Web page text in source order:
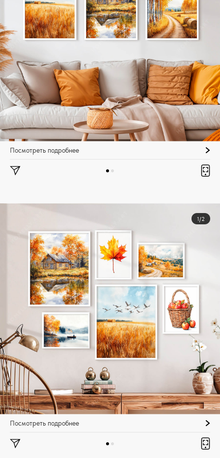
Посмотреть подробнее
1/2
Посмотреть подробнее